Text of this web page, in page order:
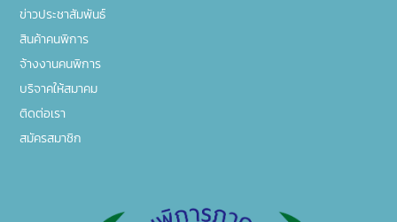
ข่าวประชาสัมพันธ์
สินค้าคนพิการ
จ้างงานคนพิการ
บริจาคให้สมาคม
ติดต่อเรา
สมัครสมาชิก